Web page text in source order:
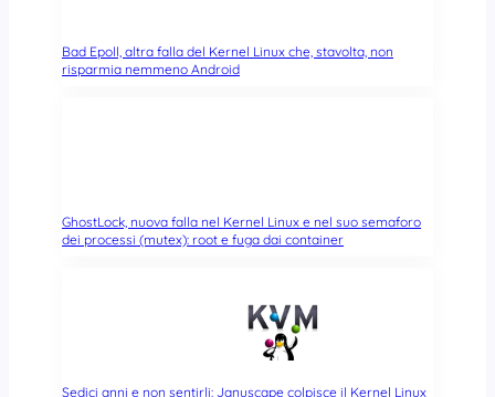
Bad Epoll, altra falla del Kernel Linux che, stavolta, non
risparmia nemmeno Android
GhostLock, nuova falla nel Kernel Linux e nel suo semaforo
dei processi (mutex): root e fuga dai container
Sedici anni e non sentirli: Januscape colpisce il Kernel Linux